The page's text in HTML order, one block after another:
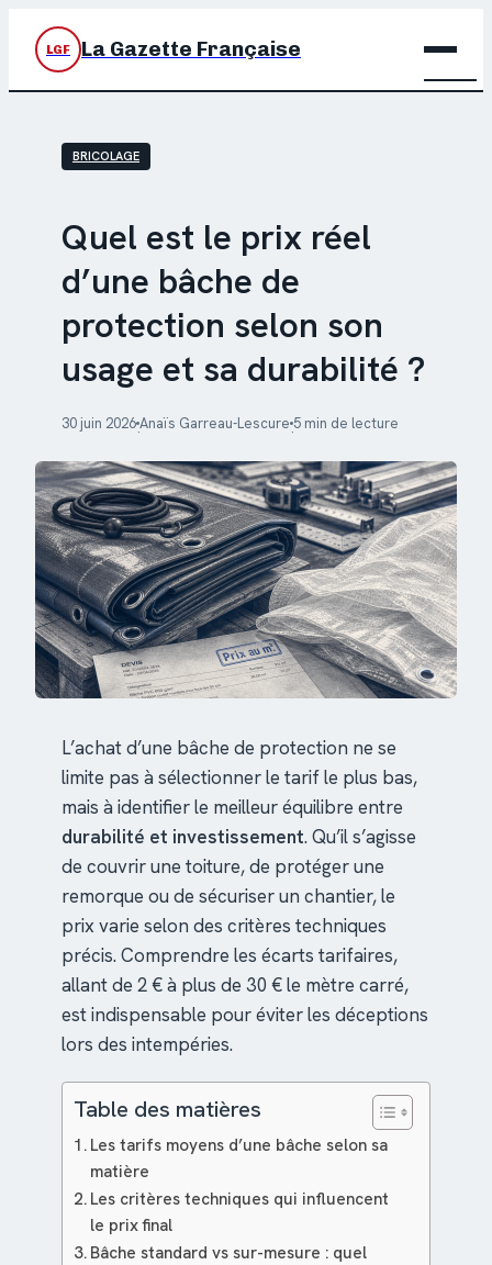
LGF La Gazette Française
BRICOLAGE
Quel est le prix réel
d’une bâche de
protection selon son
usage et sa durabilité ?
30 juin 2026·Anaïs Garreau-Lescure·5 min de lecture
L’achat d’une bâche de protection ne se
limite pas à sélectionner le tarif le plus bas,
mais à identifier le meilleur équilibre entre
durabilité et investissement. Qu’il s’agisse
de couvrir une toiture, de protéger une
remorque ou de sécuriser un chantier, le
prix varie selon des critères techniques
précis. Comprendre les écarts tarifaires,
allant de 2 € à plus de 30 € le mètre carré,
est indispensable pour éviter les déceptions
lors des intempéries.
Table des matières
Les tarifs moyens d’une bâche selon sa
matière
Les critères techniques qui influencent
le prix final
Bâche standard vs sur-mesure : quel